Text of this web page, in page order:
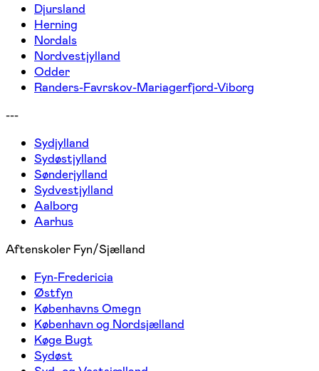
Djursland
Herning
Nordals
Nordvestjylland
Odder
Randers-Favrskov-Mariagerfjord-Viborg
---
Sydjylland
Sydøstjylland
Sønderjylland
Sydvestjylland
Aalborg
Aarhus
Aftenskoler Fyn/Sjælland
Fyn-Fredericia
Østfyn
Københavns Omegn
København og Nordsjælland
Køge Bugt
Sydøst